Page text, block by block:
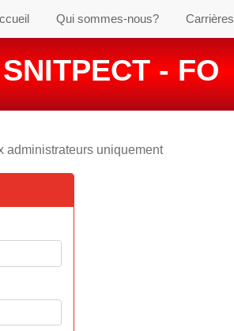
Qui sommes-nous? Carrières
SNITPECT - FO
administrateurs uniquement